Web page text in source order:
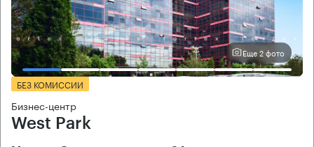
Еще 2 фото
БЕЗ КОМИССИИ
Бизнес-центр
West Park